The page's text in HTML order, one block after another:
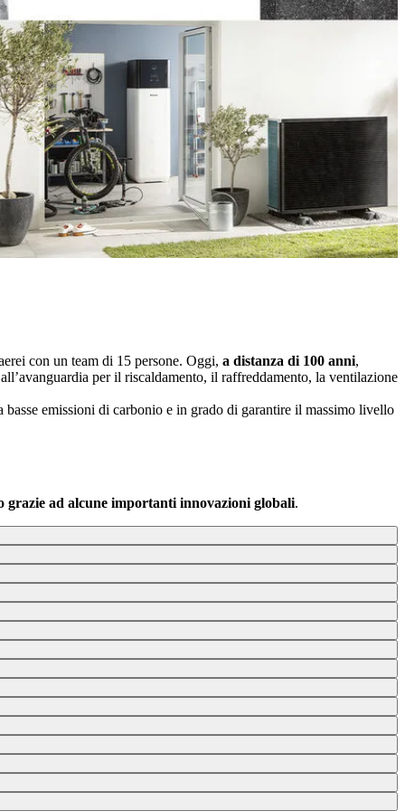
con un team di 15 persone. Oggi, a distanza di 100 anni,
per il riscaldamento, il raffreddamento, la ventilazione
emissioni di carbonio e in grado di garantire il massimo livello
grazie ad alcune importanti innovazioni globali.